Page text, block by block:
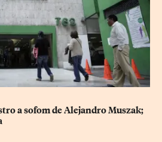
a sofom de Alejandro Muszak;